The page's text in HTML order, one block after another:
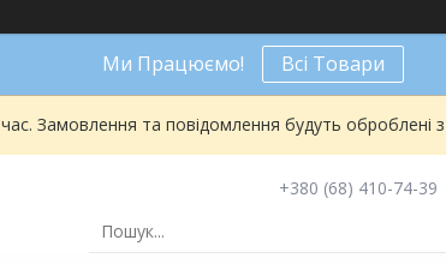
Ми Працюємо! Всі Товари
Замовлення та повідомлення будуть оброблені
+380 (68) 410-74-39